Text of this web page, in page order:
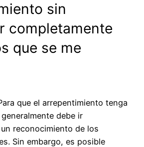
sin
completamente
que se me
que el arrepentimiento tenga
debe ir
reconocimiento de los
Sin embargo, es posible